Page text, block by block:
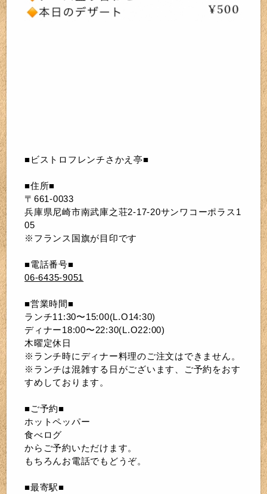
■ビストロフレンチさかえ亭■
■住所■
〒661-0033
兵庫県尼崎市南武庫之荘2-17-20サンワコーポラス1
05
※フランス国旗が目印です
■電話番号■
06-6435-9051
■営業時間■
ランチ11:30〜15:00(L.O14:30)
ディナー18:00〜22:30(L.O22:00)
木曜定休日
※ランチ時にディナー料理のご注文はできません。
※ランチは混雑する日がございます、ご予約をおす
すめしております。
■ご予約■
ホットペッパー
食べログ
からご予約いただけます。
もちろんお電話でもどうぞ。
■最寄駅■